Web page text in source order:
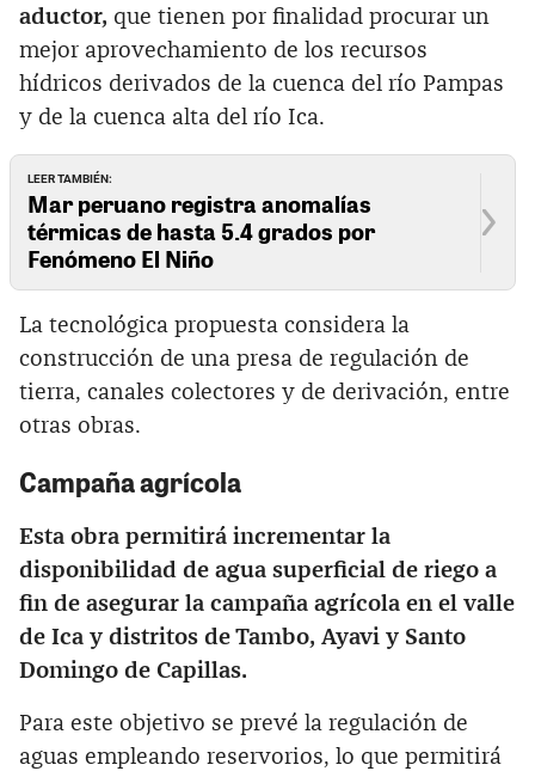
aductor, que tienen por finalidad procurar un
mejor aprovechamiento de los recursos
hídricos derivados de la cuenca del río Pampas
y de la cuenca alta del río Ica.
LEER TAMBIÉN:
Mar peruano registra anomalías
térmicas de hasta 5.4 grados por
Fenómeno El Niño
La tecnológica propuesta considera la
construcción de una presa de regulación de
tierra, canales colectores y de derivación, entre
otras obras.
Campaña agrícola
Esta obra permitirá incrementar la
disponibilidad de agua superficial de riego a
fin de asegurar la campaña agrícola en el valle
de Ica y distritos de Tambo, Ayavi y Santo
Domingo de Capillas.
Para este objetivo se prevé la regulación de
aguas empleando reservorios, lo que permitirá